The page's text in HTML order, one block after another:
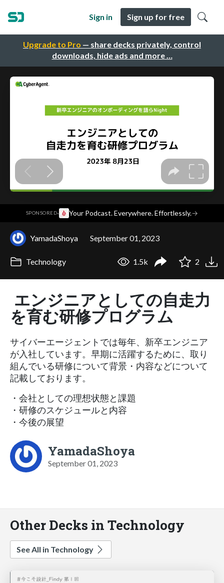
Upgrade to Pro — share decks privately, control
downloads, hide ads and more …
Sign in Sign up for free
SPONSORED· Your Podcast. Everywhere. Effortlessly.→
YamadaShoya September 01, 2023
Technology 1.5k 2
エンジニアとしての自走力
を育む研修プログラム
サイバーエージェントでは毎年、新卒エンジニア
が入社しています。早期に活躍するために、取り
組んでいる研修について背景・内容などについて
記載しております。
・会社としての理想状態と課題
・研修のスケジュールと内容
・今後の展望
YamadaShoya
September 01, 2023
Other Decks in Technology
See All in Technology